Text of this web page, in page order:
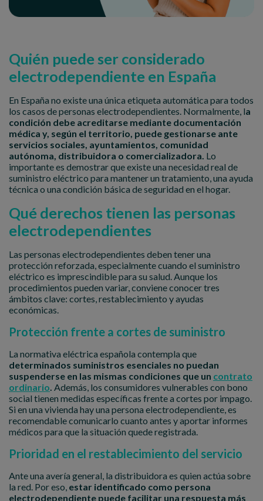
Quién puede ser considerado
electrodependiente en España
En España no existe una única etiqueta automática para todos
los casos de personas electrodependientes. Normalmente, la
condición debe acreditarse mediante documentación
médica y, según el territorio, puede gestionarse ante
servicios sociales, ayuntamientos, comunidad
autónoma, distribuidora o comercializadora. Lo
importante es demostrar que existe una necesidad real de
suministro eléctrico para mantener un tratamiento, una ayuda
técnica o una condición básica de seguridad en el hogar.
Qué derechos tienen las personas
electrodependientes
Las personas electrodependientes deben tener una
protección reforzada, especialmente cuando el suministro
eléctrico es imprescindible para su salud. Aunque los
procedimientos pueden variar, conviene conocer tres
ámbitos clave: cortes, restablecimiento y ayudas
económicas.
Protección frente a cortes de suministro
La normativa eléctrica española contempla que
determinados suministros esenciales no puedan
suspenderse en las mismas condiciones que un contrato
ordinario Además, los consumidores vulnerables con bono
social tienen medidas específicas frente a cortes por impago.
Si en una vivienda hay una persona electrodependiente, es
recomendable comunicarlo cuanto antes y aportar informes
médicos para que la situación quede registrada.
Prioridad en el restablecimiento del servicio
Ante una avería general, la distribuidora es quien actúa sobre
la red. Por eso, estar identificado como persona
electrodependiente puede facilitar una respuesta más